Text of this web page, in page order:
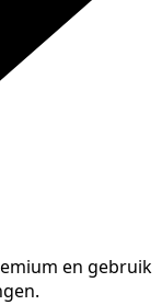
en gebruik